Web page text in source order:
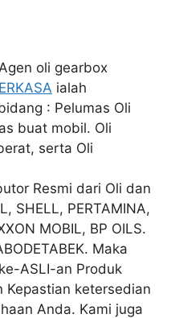
oli gearbox
ialah
: Pelumas Oli
buat mobil. Oli
serta Oli
Resmi dari Oli dan
SHELL, PERTAMINA,
MOBIL, BP OILS.
Maka
ASLI-an Produk
Kepastian ketersedian
Anda. Kami juga